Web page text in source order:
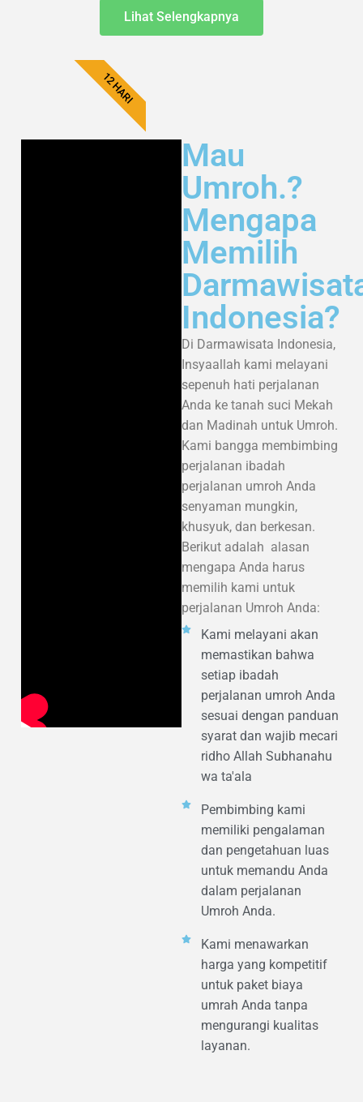
Lihat Selengkapnya
12 HARI
Mau
Umroh.?
Mengapa
Memilih
Indonesia?
Di Darmawisata Indonesia,
Insyaallah kami melayani
sepenuh hati perjalanan
Anda ke tanah suci Mekah
dan Madinah untuk Umroh.
Kami bangga membimbing
perjalanan ibadah
perjalanan umroh Anda
senyaman mungkin,
khusyuk, dan berkesan.
Berikut adalah alasan
mengapa Anda harus
memilih kami untuk
perjalanan Umroh Anda:
Kami melayani akan
memastikan bahwa
setiap ibadah
perjalanan umroh Anda
sesuai dengan panduan
syarat dan wajib mecari
ridho Allah Subhanahu
wa ta'ala
Pembimbing kami
memiliki pengalaman
dan pengetahuan luas
untuk memandu Anda
dalam perjalanan
Umroh Anda.
Kami menawarkan
harga yang kompetitif
untuk paket biaya
umrah Anda tanpa
mengurangi kualitas
layanan.